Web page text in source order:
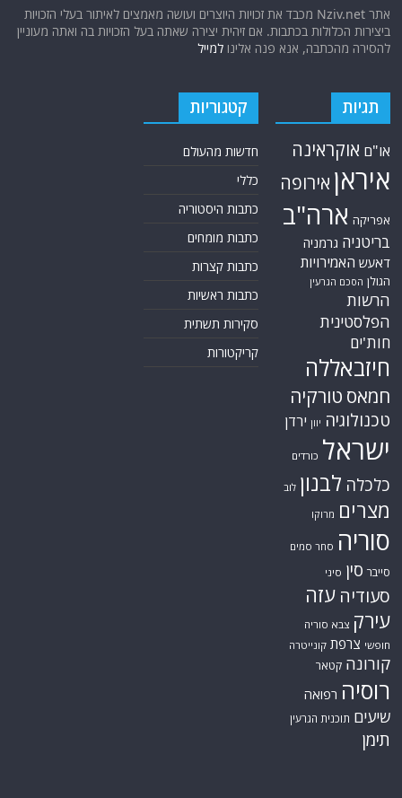
אתר Nziv.net מכבד את זכויות היוצרים ועושה מאמצים לאיתור בעלי הזכויות
ביצירות הכלולות בכתבות. אם זיהית יצירה שאתה בעל הזכויות בה ואתה מעוניין
להסירה מהכתבה, אנא פנה אלינולמייל
תגיות
או"ם אוקראינה
איראן אירופה
אפריקה ארה"ב
בריטניה גרמניה
דאעש האמירויות
הגולן הסכם הגרעין
הרשות
הפלסטינית
חות'ים
חיזבאללה
חמאס טורקיה
טכנולוגיה יוון ירדן
ישראל כורדים
כלכלה לבנון לוב
מצרים מרוקו
סוריה סחר סמים
סייבר סין סיני
סעודיה עזה
עירק צבא סוריה
חופשי צרפת קונייטרה
קורונה קטאר
רוסיה רפואה
שיעים תוכנית הגרעין
תימן
קטגוריות
חדשות מהעולם
כללי
כתבות היסטוריה
כתבות מומחים
כתבות קצרות
כתבות ראשיות
סקירות תשתית
קריקטורות